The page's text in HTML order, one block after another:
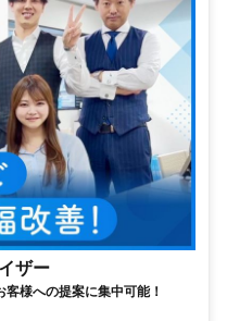
ザー
様への提案に集中可能！